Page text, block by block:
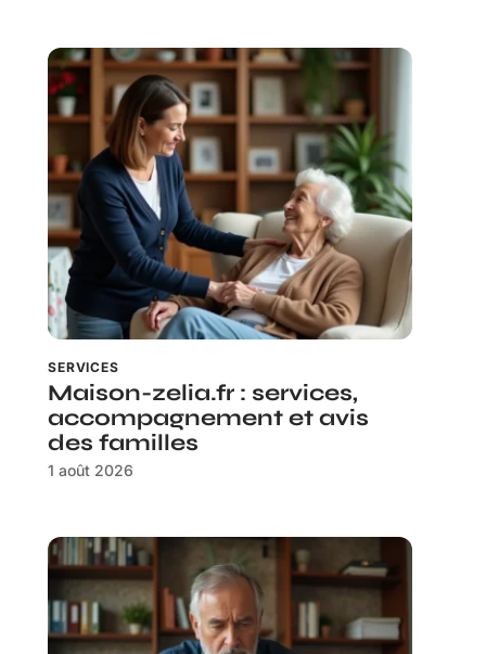
SERVICES
Maison-zelia.fr : services,
accompagnement et avis
des familles
1 août 2026